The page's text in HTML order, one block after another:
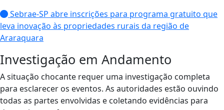
Sebrae-SP abre inscrições para programa gratuito que
leva inovação às propriedades rurais da região de
Araraquara
Investigação em Andamento
A situação chocante requer uma investigação completa
para esclarecer os eventos. As autoridades estão ouvindo
todas as partes envolvidas e coletando evidências para